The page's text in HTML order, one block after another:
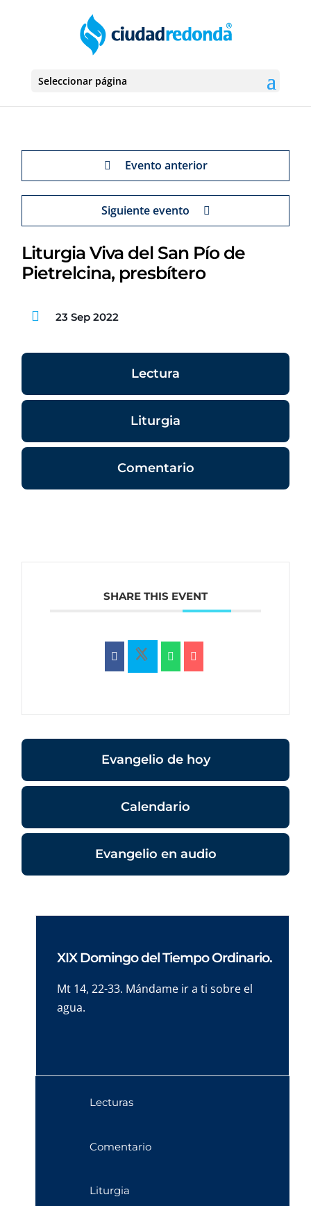
Seleccionar página
Evento anterior
Siguiente evento
Liturgia Viva del San Pío de
Pietrelcina, presbítero
23 Sep 2022
Lectura
Liturgia
Comentario
SHARE THIS EVENT
Evangelio de hoy
Calendario
Evangelio en audio
XIX Domingo del Tiempo Ordinario.
Mt 14, 22-33. Mándame ir a ti sobre el
agua.
Lecturas
Comentario
Liturgia